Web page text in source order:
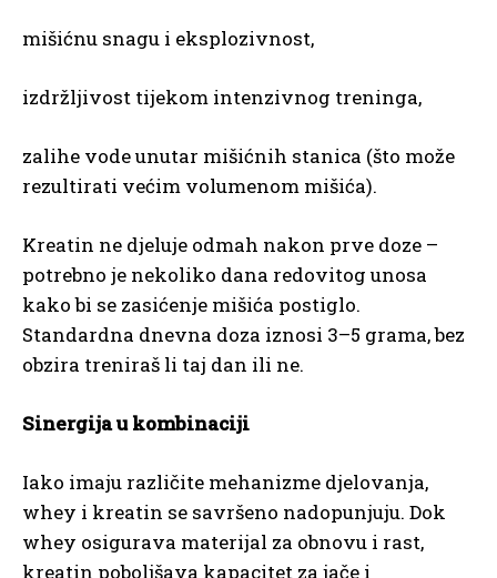
mišićnu snagu i eksplozivnost,
izdržljivost tijekom intenzivnog treninga,
zalihe vode unutar mišićnih stanica (što može
rezultirati većim volumenom mišića).
Kreatin ne djeluje odmah nakon prve doze –
potrebno je nekoliko dana redovitog unosa
kako bi se zasićenje mišića postiglo.
Standardna dnevna doza iznosi 3–5 grama, bez
obzira treniraš li taj dan ili ne.
Sinergija u kombinaciji
Iako imaju različite mehanizme djelovanja,
whey i kreatin se savršeno nadopunjuju. Dok
whey osigurava materijal za obnovu i rast,
kreatin poboljšava kapacitet za jače i